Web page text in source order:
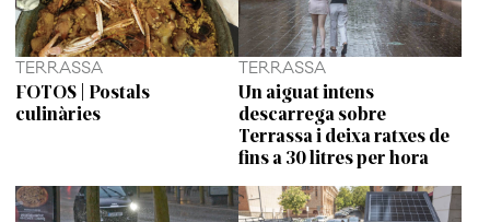
TERRASSA
FOTOS | Postals
culinàries
TERRASSA
Un aiguat intens
descarrega sobre
Terrassa i deixa ratxes de
fins a 30 litres per hora